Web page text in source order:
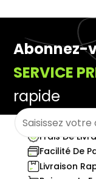
Abonnez-
SERVICE
rapide
Frais De
Facilité De
Livraison